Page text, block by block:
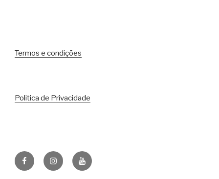
Termos e condições
Politica de Privacidade
FacebookInstagramYoutube